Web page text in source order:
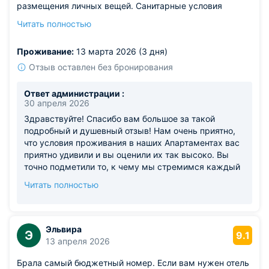
что в следующий Ваш приезд сможем оставить
команда Rushinkzn
размещения личных вещей. Санитарные условия
Сотрудники внимательно относились к своим
безупречный порядок.
Читать полностью
Проживание: 13 марта 2026 (3 дня)
Отзыв оставлен без бронирования
Ответ администрации :
30 апреля 2026
Здравствуйте! Спасибо вам большое за такой
подробный и душевный отзыв! Нам очень приятно,
что условия проживания в наших Апартаментах вас
приятно удивили и вы оценили их так высоко. Вы
точно подметили то, к чему мы стремимся каждый
которая позволяет прекрасно высыпаться после
комфортного размещения личных вещей — вы
ничего не ищете, всё под рукой. Санитарные
условия соблюдаются на высочайшем уровне,
гигиена безупречна — для нас это принципиальные
Читать полностью
Э
Эльвира
13 апреля 2026
9.1
Брала самый бюджетный номер. Если вам нужен отель